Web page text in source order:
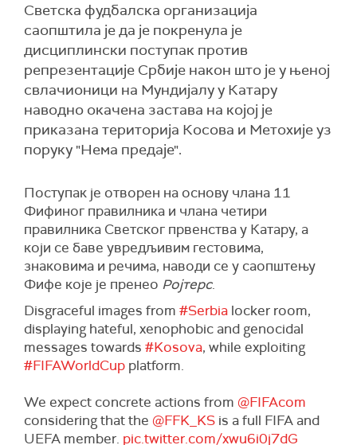
Светска фудбалска организација
саопштила је да је покренула је
дисциплински поступак против
репрезентације Србије након што је у њеној
свлачионици на Мундијалу у Катару
наводно окачена застава на којој је
приказана територија Косова и Метохије уз
поруку "Нема предаје".
Поступак је отворен на основу члана 11
Фифиног правилника и члана четири
правилника Светског првенства у Катару, а
који се баве увредљивим гестовима,
знаковима и речима, наводи се у саопштењу
Фифе које је пренео Ројтерс.
Disgraceful images from #Serbia locker room,
displaying hateful, xenophobic and genocidal
messages towards #Kosova, while exploiting
#FIFAWorldCup platform.
We expect concrete actions from @FIFAcom
considering that the @FFK_KS is a full FIFA and
UEFA member. pic.twitter.com/xwu6i0j7dG